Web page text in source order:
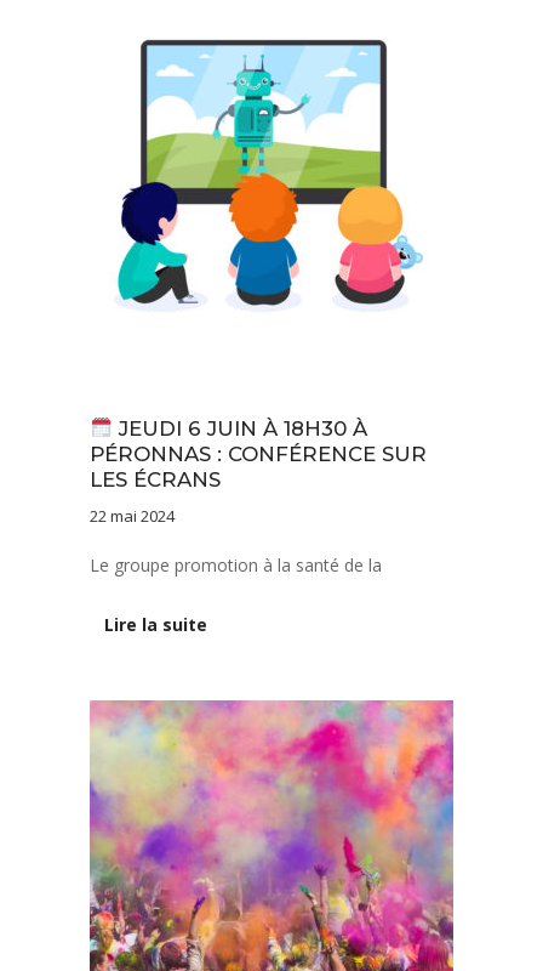
JEUDI 6 JUIN À 18H30 À
PÉRONNAS : CONFÉRENCE SUR
LES ÉCRANS
22 mai 2024
Le groupe promotion à la santé de la
Lire la suite